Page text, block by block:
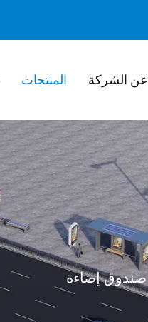
عن الشركة المنتجات
صندوق إضاءة